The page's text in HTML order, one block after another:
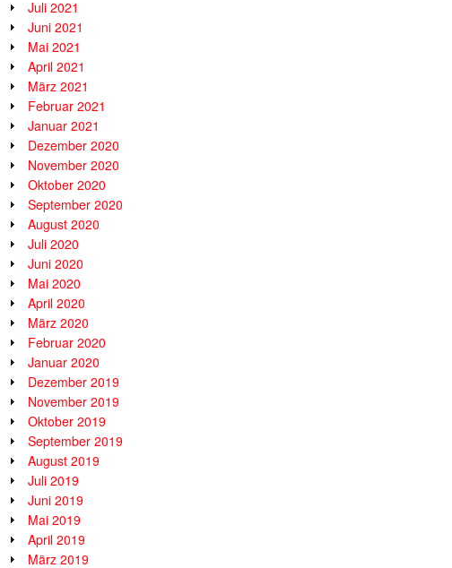
Juli 2021
Juni 2021
Mai 2021
April 2021
März 2021
Februar 2021
Januar 2021
Dezember 2020
November 2020
Oktober 2020
September 2020
August 2020
Juli 2020
Juni 2020
Mai 2020
April 2020
März 2020
Februar 2020
Januar 2020
Dezember 2019
November 2019
Oktober 2019
September 2019
August 2019
Juli 2019
Juni 2019
Mai 2019
April 2019
März 2019